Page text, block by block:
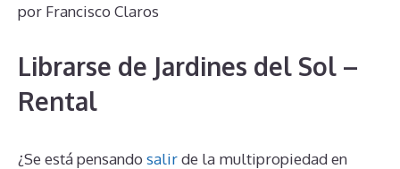
por Francisco Claros
Librarse de Jardines del Sol –
Rental
¿Se está pensando salirde la multipropiedad en